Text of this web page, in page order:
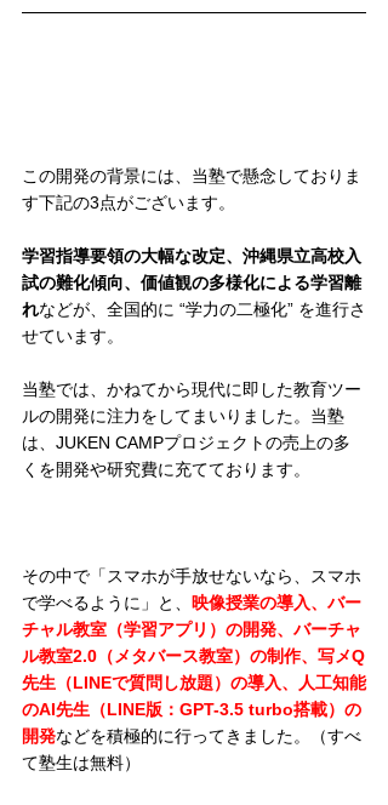
この開発の背景には、当塾で懸念しておりま
す下記の3点がございます。
学習指導要領の大幅な改定、沖縄県立高校入
試の難化傾向、価値観の多様化による学習離
れなどが、全国的に “学力の二極化” を進行さ
せています。
当塾では、かねてから現代に即した教育ツー
ルの開発に注力をしてまいりました。当塾
は、JUKEN CAMPプロジェクトの売上の多
くを開発や研究費に充てております。
その中で「スマホが手放せないなら、スマホ
で学べるように」と、 映像授業の導入、バー
チャル教室（学習アプリ）の開発、バーチャ
ル教室2.0（メタバース教室）の制作、写メQ
先生（LINEで質問し放題）の導入、人工知能
のAI先生（LINE版：GPT-3.5 turbo搭載）の
開発などを積極的に行ってきました。（すべ
て塾生は無料）